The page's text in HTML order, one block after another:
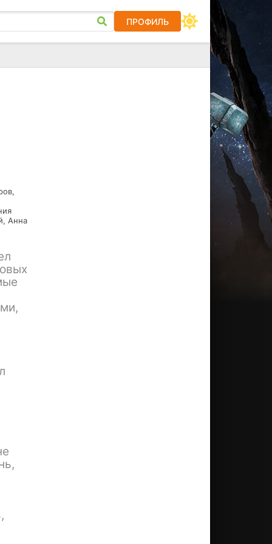
ПРОФИЛЬ
Анна